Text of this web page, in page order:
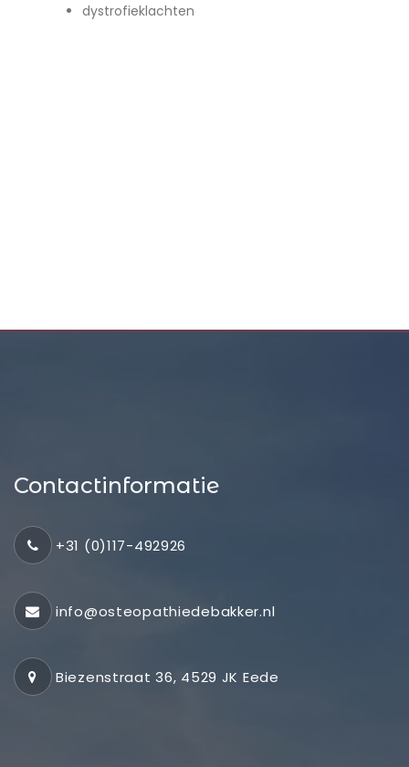
dystrofieklachten
Contactinformatie
+31 (0)117-492926
info@osteopathiedebakker.nl
Biezenstraat 36, 4529 JK Eede